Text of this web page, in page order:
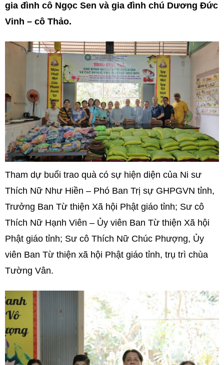
gia đình cô Ngọc Sen và gia đình chú Dương Đức
Vinh – cô Thảo.
Tham dự buổi trao quà có sự hiện diện của Ni sư
Thích Nữ Như Hiền – Phó Ban Trị sự GHPGVN tỉnh,
Trưởng Ban Từ thiện Xã hội Phật giáo tỉnh; Sư cô
Thích Nữ Hạnh Viên – Ủy viên Ban Từ thiện Xã hội
Phật giáo tỉnh; Sư cô Thích Nữ Chúc Phượng, Ủy
viên Ban Từ thiện xã hội Phật giáo tỉnh, trụ trì chùa
Tường Vân.